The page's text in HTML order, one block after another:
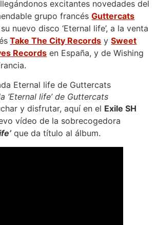
excitantes novedades del
grupo francésGuttercats
nuevo disco ‘Eternal life’, a la venta
Take The City Records ySweet
Records en España, y de Wishing
‘Eternal life’ de Guttercats
y disfrutar, aquí en el Exile SH
vídeo de la sobrecogedora
que da título al álbum.